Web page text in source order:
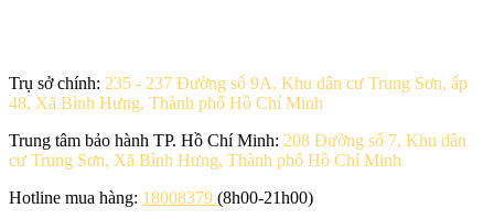
Trụ sở chính: 235 - 237 Đường số 9A, Khu dân cư Trung Sơn, ấp
48, Xã Bình Hưng, Thành phố Hồ Chí Minh
Trung tâm bảo hành TP. Hồ Chí Minh: 208 Đường số 7, Khu dân
cư Trung Sơn, Xã Bình Hưng, Thành phố Hồ Chí Minh
Hotline mua hàng: 18008379 (8h00-21h00)